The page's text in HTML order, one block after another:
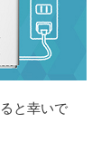
と幸いで